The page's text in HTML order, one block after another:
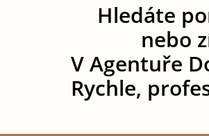
Hledáte
nebo
V Agentuře
Rychle,